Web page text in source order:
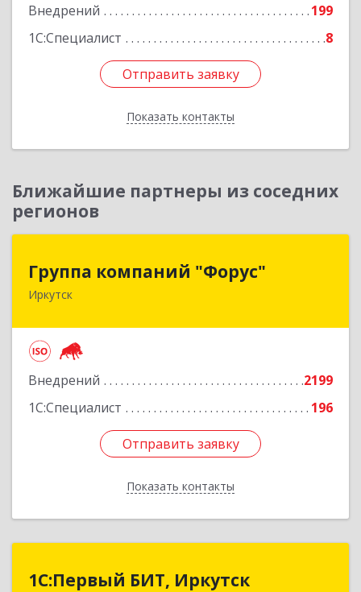
Внедрений
199
1С:Специалист
8
Отправить заявку
Показать контакты
Отправить заявку
Назад
Ближайшие партнеры из соседних
регионов
Группа компаний "Форус"
Иркутск
Внедрений
2199
1С:Специалист
196
Отправить заявку
Показать контакты
Группа компаний "Форус"
664007, Иркутская обл, Иркутск г, Ямская ул,
Отправить заявку
Назад
1С:Первый БИТ, Иркутск
1С:Первый БИТ, Иркутск